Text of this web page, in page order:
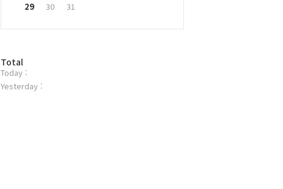
29
30 31
방
문
자
Total
Today :
Yesterday :